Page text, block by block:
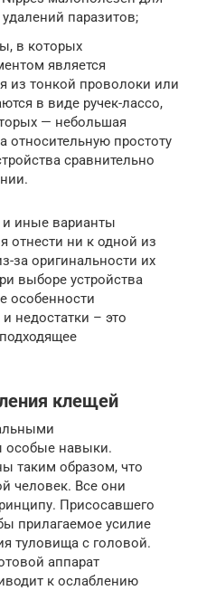
паразитов;
в которых
является
из тонкой проволоки или
в виде ручек-лассо,
— небольшая
относительную простоту
сравнительно
и иные варианты
отнести ни к одной из
за оригинальности их
выборе устройства
особенности
недостатки – это
клещей
особые навыки.
таким образом, что
человек. Все они
Присосавшего
прилагаемое усилие
туловища с головой.
аппарат
к ослаблению